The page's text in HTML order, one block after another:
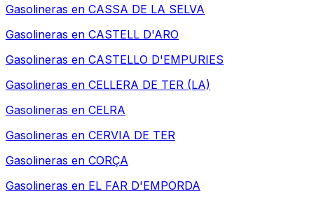
Gasolineras en CASSA DE LA SELVA
Gasolineras en CASTELL D'ARO
Gasolineras en CASTELLO D'EMPURIES
Gasolineras en CELLERA DE TER (LA)
Gasolineras en CELRA
Gasolineras en CERVIA DE TER
Gasolineras en CORÇA
Gasolineras en EL FAR D'EMPORDA